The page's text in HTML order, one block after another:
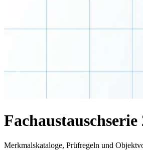
Merkmalskataloge, Prüfregeln und